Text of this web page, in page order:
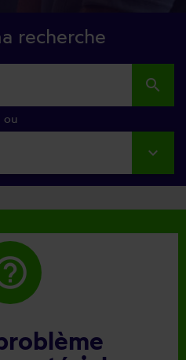
recherche
search
ou